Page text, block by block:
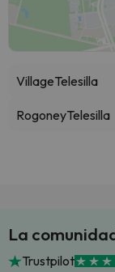
VillageTelesilla
RogoneyTelesilla
La
Trustpilot